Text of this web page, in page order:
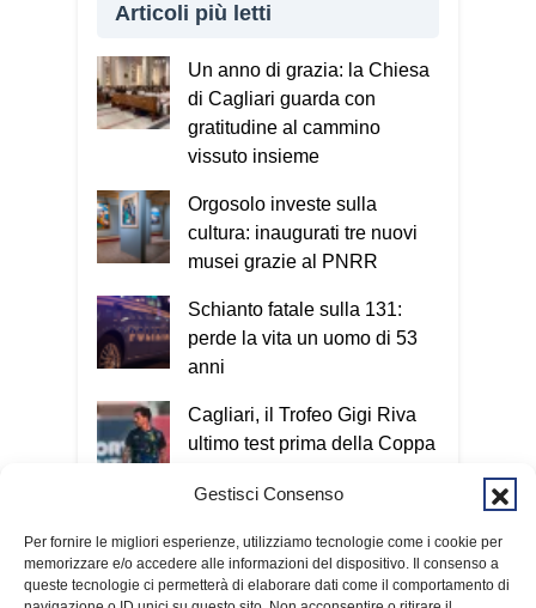
Gestisci Consenso
Per fornire le migliori esperienze, utilizziamo tecnologie come i cookie per
memorizzare e/o accedere alle informazioni del dispositivo. Il consenso a
queste tecnologie ci permetterà di elaborare dati come il comportamento di
Articoli più letti
Un anno di grazia: la Chiesa
di Cagliari guarda con
gratitudine al cammino
vissuto insieme
Orgosolo investe sulla
cultura: inaugurati tre nuovi
musei grazie al PNRR
Schianto fatale sulla 131:
perde la vita un uomo di 53
anni
Cagliari, il Trofeo Gigi Riva
ultimo test prima della Coppa
Baturi ai giovani del Campo
internazionale Caritas